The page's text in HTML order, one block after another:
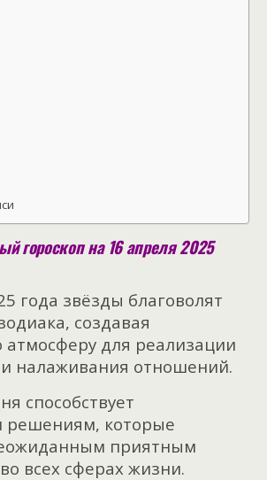
гороскоп на 16 апреля 2025
года звёзды благоволят
создавая
для реализации
налаживания отношений.
способствует
решениям, которые
приятным
всех сферах жизни.